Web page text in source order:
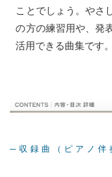
ことでしょう。やさ
の方の練習用や、発
活用できる曲集です。
─収録曲（ピアノ